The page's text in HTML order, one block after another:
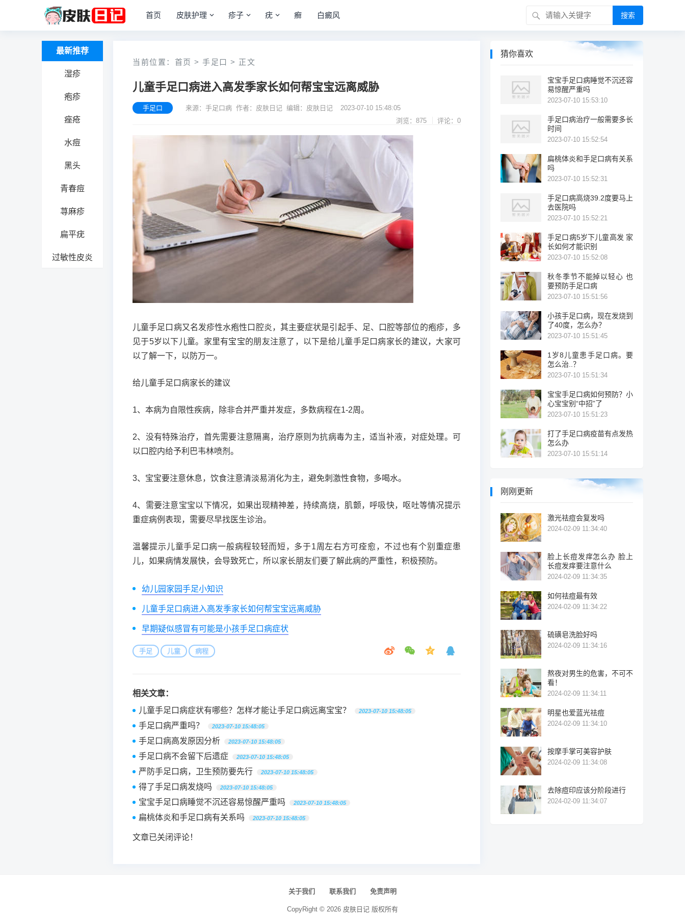
首页 皮肤护理 疹子 疣 癣 白癜风 搜索
最新推荐
湿疹
疱疹
痤疮
水痘
黑头
青春痘
荨麻疹
扁平疣
过敏性皮炎
当前位置： 首页 > 手足口 > 正文
儿童手足口病进入高发季家长如何帮宝宝远离威胁
手足口 来源：手足口病 作者：皮肤日记 编辑：皮肤日记
2023-07-10 15:48:05
浏览：875
评论：0
儿童手足口病又名发疹性水疱性口腔炎，其主要症状是引起手、足、口腔等部位的疱疹，多
见于5岁以下儿童。家里有宝宝的朋友注意了，以下是给儿童手足口病家长的建议，大家可
以了解一下，以防万一。
给儿童手足口病家长的建议
1、本病为自限性疾病，除非合并严重并发症，多数病程在1-2周。
2、没有特殊治疗，首先需要注意隔离，治疗原则为抗病毒为主，适当补液，对症处理。可
以口腔内给予利巴韦林喷剂。
3、宝宝要注意休息，饮食注意清淡易消化为主，避免刺激性食物，多喝水。
4、需要注意宝宝以下情况，如果出现精神差，持续高烧，肌颤，呼吸快，呕吐等情况提示
重症病例表现，需要尽早找医生诊治。
温馨提示儿童手足口病一般病程较轻而短，多于1周左右方可痊愈，不过也有个别重症患
儿，如果病情发展快，会导致死亡，所以家长朋友们要了解此病的严重性，积极预防。
幼儿园家园手足小知识
儿童手足口病进入高发季家长如何帮宝宝远离威胁
早期疑似感冒有可能是小孩手足口病症状
手足 儿童 病程
相关文章：
儿童手足口病症状有哪些？怎样才能让手足口病远离宝宝？
2023-07-10 15:48:05
手足口病严重吗？ 2023-07-10 15:48:05
手足口病高发原因分析 2023-07-10 15:48:05
手足口病不会留下后遗症 2023-07-10 15:48:05
严防手足口病，卫生预防要先行 2023-07-10 15:48:05
得了手足口病发烧吗 2023-07-10 15:48:05
宝宝手足口病睡觉不沉还容易惊醒严重吗 2023-07-10 15:48:05
扁桃体炎和手足口病有关系吗 2023-07-10 15:48:05
文章已关闭评论！
猜你喜欢
宝宝手足口病睡觉不沉还容
易惊醒严重吗
2023-07-10 15:53:10
手足口病治疗一般需要多长
时间
2023-07-10 15:52:54
扁桃体炎和手足口病有关系
吗
2023-07-10 15:52:31
手足口病高烧39.2度要马上
去医院吗
2023-07-10 15:52:21
手足口病5岁下儿童高发 家
长如何才能识别
2023-07-10 15:52:08
秋冬季节不能掉以轻心 也
要预防手足口病
2023-07-10 15:51:56
小孩手足口病，现在发烧到
了40度，怎么办？
2023-07-10 15:51:45
1岁8儿童患手足口病。要
怎么治..？
2023-07-10 15:51:34
宝宝手足口病如何预防？小
心宝宝别“中招”了
2023-07-10 15:51:23
打了手足口病疫苗有点发热
怎么办
2023-07-10 15:51:14
刚刚更新
激光祛痘会复发吗
2024-02-09 11:34:40
脸上长痘发痒怎么办 脸上
长痘发痒要注意什么
2024-02-09 11:34:35
如何祛痘最有效
2024-02-09 11:34:22
硫磺皂洗脸好吗
2024-02-09 11:34:16
熬夜对男生的危害，不可不
看！
2024-02-09 11:34:11
明星也爱蓝光祛痘
2024-02-09 11:34:10
按摩手掌可美容护肤
2024-02-09 11:34:08
去除痘印应该分阶段进行
2024-02-09 11:34:07
关于我们 联系我们 免责声明
CopyRight © 2026 皮肤日记 版权所有